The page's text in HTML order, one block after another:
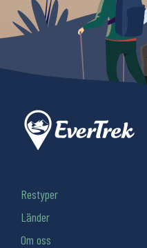
Restyper
Länder
Om oss